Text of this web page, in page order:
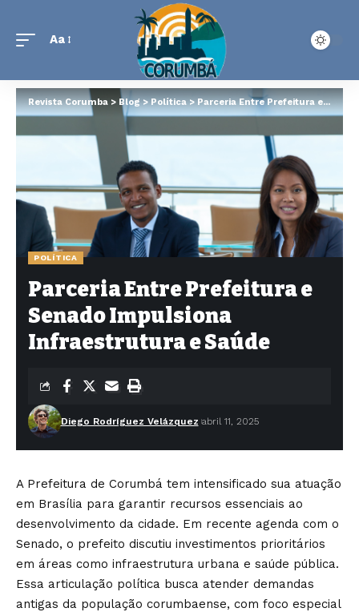
Aa
Revista Corumba > Blog>Política>Parceria Entre Prefeitura e Senado Impulsiona Infraestrutura e Saúde
POLÍTICA
Parceria Entre Prefeitura e
Senado Impulsiona
Infraestrutura e Saúde
Diego Rodríguez Velázquez abril 11, 2025
A Prefeitura de Corumbá tem intensificado sua atuação
em Brasília para garantir recursos essenciais ao
desenvolvimento da cidade. Em recente agenda com o
Senado, o prefeito discutiu investimentos prioritários
em áreas como infraestrutura urbana e saúde pública.
Essa articulação política busca atender demandas
antigas da população corumbaense, com foco especial